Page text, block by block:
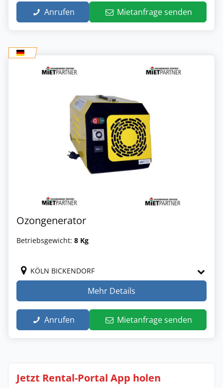
Anrufen Mietanfrage senden
Ozongenerator
Betriebsgewicht: 8 Kg
KÖLN BICKENDORF
Mehr Details
Anrufen Mietanfrage senden
Jetzt Rental-Portal App holen